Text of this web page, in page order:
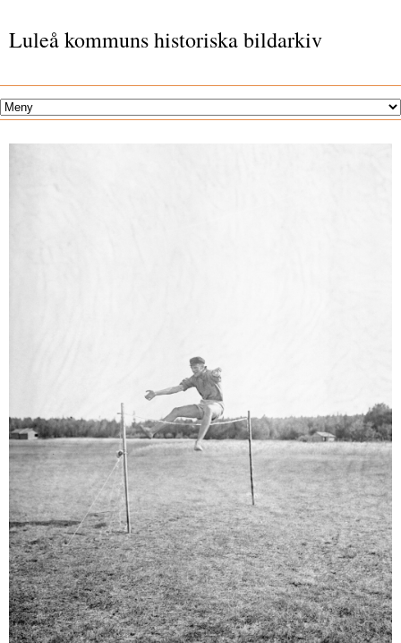
Luleå kommuns historiska bildarkiv